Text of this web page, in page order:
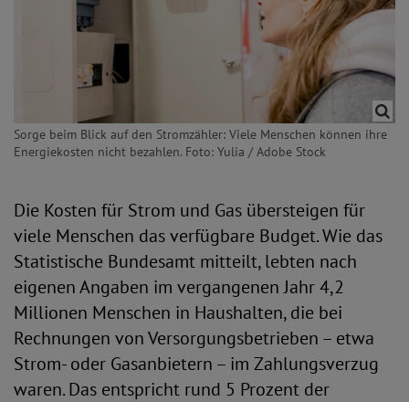
Sorge beim Blick auf den Stromzähler: Viele Menschen können ihre
Energiekosten nicht bezahlen. Foto: Yulia / Adobe Stock
Die Kosten für Strom und Gas übersteigen für
viele Menschen das verfügbare Budget. Wie das
Statistische Bundesamt mitteilt, lebten nach
eigenen Angaben im vergangenen Jahr 4,2
Millionen Menschen in Haushalten, die bei
Rechnungen von Versorgungsbetrieben – etwa
Strom- oder Gasanbietern – im Zahlungsverzug
waren. Das entspricht rund 5 Prozent der